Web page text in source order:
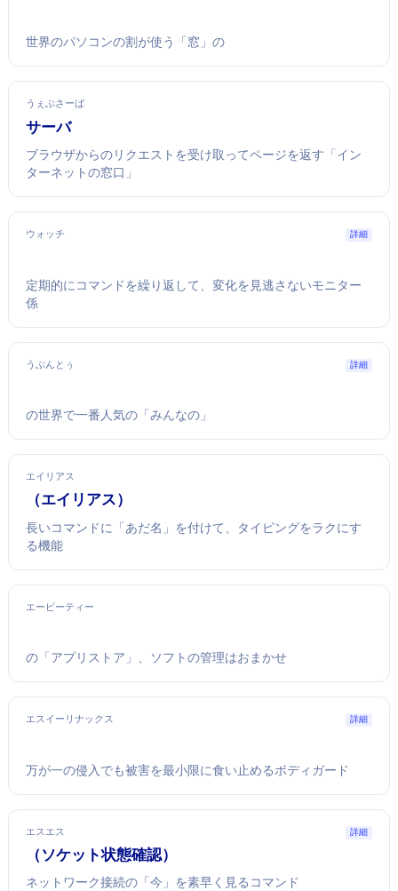
世界のパソコンの7割が使う「窓」のOS
うぇぶさーば
Webサーバ
ブラウザからのリクエストを受け取ってWebページを返す「イン
ターネットの窓口」
ウォッチ 詳細
定期的にコマンドを繰り返して、変化を見逃さないモニター
係
うぶんとぅ 詳細
Linuxの世界で一番人気の「みんなのOS」
エイリアス
alias（エイリアス）
長いコマンドに「あだ名」を付けて、タイピングをラクにす
る機能
エーピーティー
Ubuntuの「アプリストア」、ソフトの管理はおまかせ
エスイーリナックス 詳細
万が一の侵入でも被害を最小限に食い止めるボディガード
エスエス 詳細
ss（ソケット状態確認）
ネットワーク接続の「今」を素早く見るコマンド